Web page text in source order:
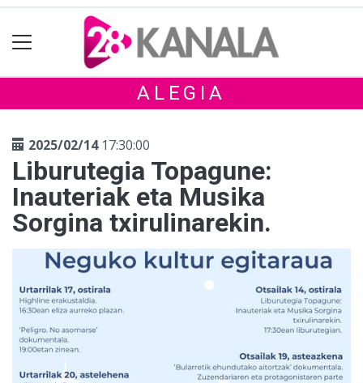
ALEGIA
2025/02/1417:30:00
Liburutegia Topagune:
Inauteriak eta Musika
Sorgina txirulinarekin.